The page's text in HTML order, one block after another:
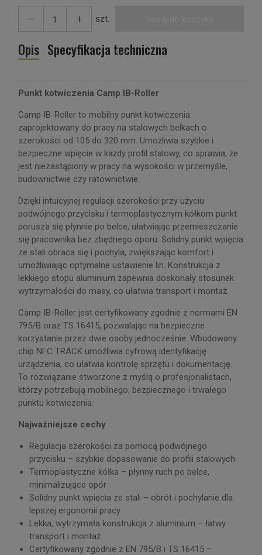
szt.
Opis Specyfikacja techniczna
Punkt kotwiczenia Camp IB-Roller
Camp IB-Roller to mobilny punkt kotwiczenia
zaprojektowany do pracy na stalowych belkach o
szerokości od 105 do 320 mm. Umożliwia szybkie i
bezpieczne wpięcie w każdy profil stalowy, co sprawia, że
jest niezastąpiony w pracy na wysokości w przemyśle,
budownictwie czy ratownictwie.
Dzięki intuicyjnej regulacji szerokości przy użyciu
podwójnego przycisku i termoplastycznym kółkom punkt
porusza się płynnie po belce, ułatwiając przemieszczanie
się pracownika bez zbędnego oporu. Solidny punkt wpięcia
ze stali obraca się i pochyla, zwiększając komfort i
umożliwiając optymalne ustawienie lin. Konstrukcja z
lekkiego stopu aluminium zapewnia doskonały stosunek
wytrzymałości do masy, co ułatwia transport i montaż.
Camp IB-Roller jest certyfikowany zgodnie z normami EN
795/B oraz TS 16415, pozwalając na bezpieczne
korzystanie przez dwie osoby jednocześnie. Wbudowany
chip NFC TRACK umożliwia cyfrową identyfikację
urządzenia, co ułatwia kontrolę sprzętu i dokumentację.
To rozwiązanie stworzone z myślą o profesjonalistach,
którzy potrzebują mobilnego, bezpiecznego i trwałego
punktu kotwiczenia.
Najważniejsze cechy
Regulacja szerokości za pomocą podwójnego
przycisku – szybkie dopasowanie do profili stalowych
Termoplastyczne kółka – płynny ruch po belce,
minimalizujące opór
Solidny punkt wpięcia ze stali – obrót i pochylanie dla
lepszej ergonomii pracy
Lekka, wytrzymała konstrukcja z aluminium – łatwy
transport i montaż
Certyfikowany zgodnie z EN 795/B i TS 16415 –